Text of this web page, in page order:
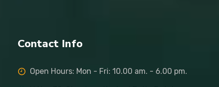
Contact Info
Open Hours: Mon - Fri: 10.00 am. - 6.00 pm.